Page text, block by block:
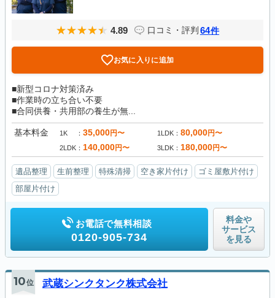
4.89 口コミ・評判 64件
お気に入りに追加
■新型コロナ対策済み
■作業時の立ち合い不要
■合同供養・共用部の養生が無...
基本料金 1K 35,000円〜 1LDK 80,000円〜
2LDK 140,000円〜 3LDK 180,000円〜
遺品整理 生前整理 特殊清掃 空き家片付け
ゴミ屋敷片付け
部屋片付け
お電話で無料相談
0120-905-734
料金や
サービス
を見る
10位 武蔵シンクタンク株式会社